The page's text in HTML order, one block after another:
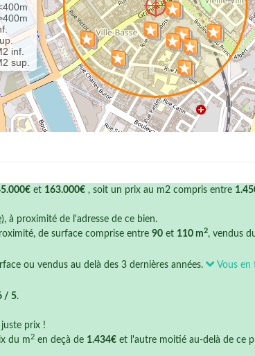
inf.
sup.
et 163.000€ , soit un prix au m2 compris entre
, à proximité de l'adresse de ce bien.
de surface comprise entre 90 et 110 m2, vendus
ou vendus au delà des 3 dernières années.
Vous en
/ 5.
prix !
du m2 en deçà de 1.434€ et l'autre moitié au-delà de ce